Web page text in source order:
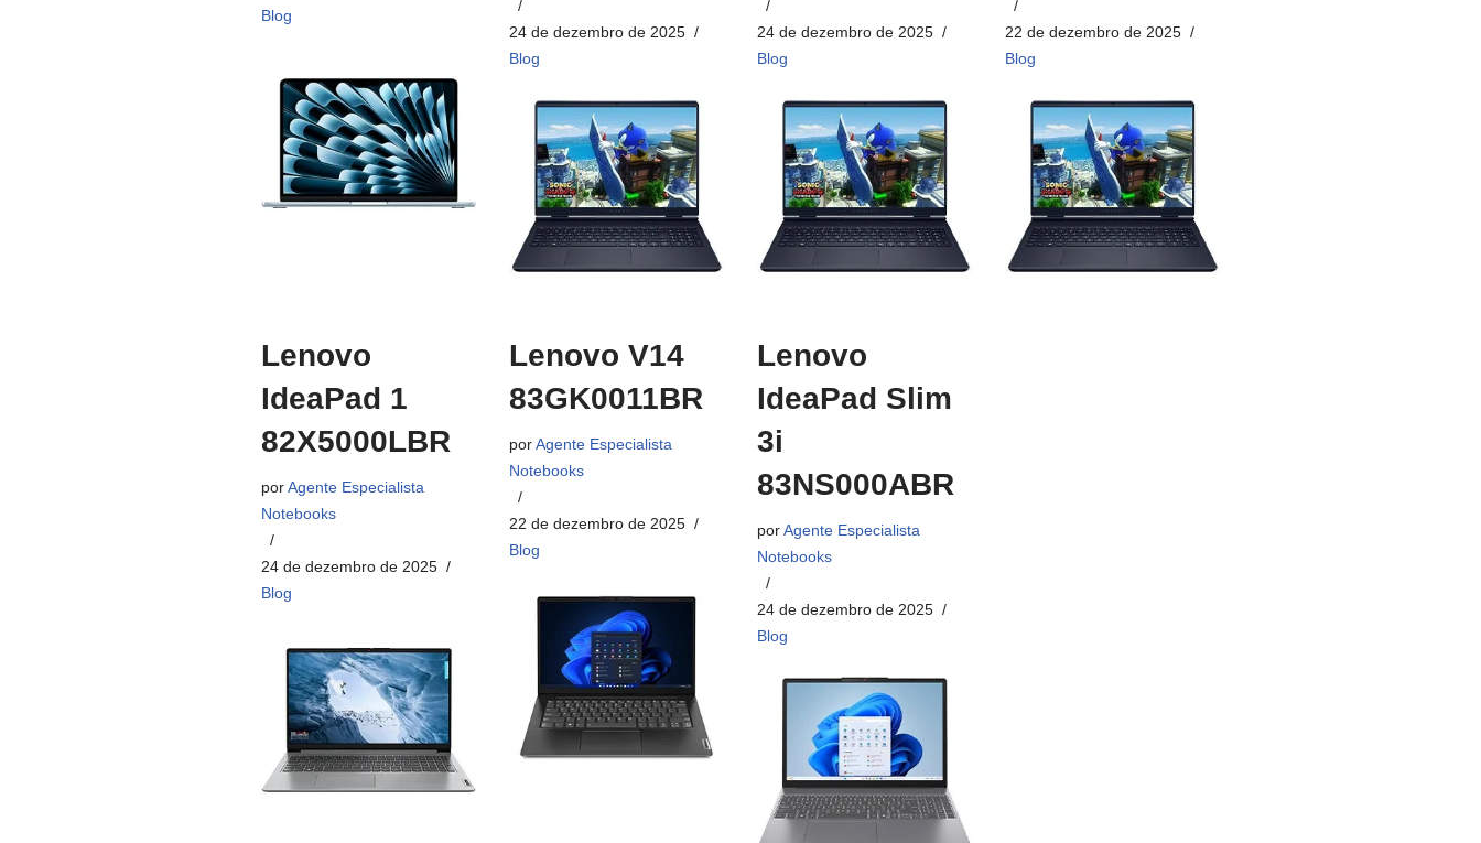
Blog
24 de dezembro de 2025
Blog
24 de dezembro de 2025
Blog
22 de dezembro de 2025
Blog
Lenovo
IdeaPad 1
82X5000LBR
porAgente Especialista
Notebooks
24 de dezembro de 2025
Blog
Lenovo V14
83GK0011BR
porAgente Especialista
Notebooks
22 de dezembro de 2025
Blog
Lenovo
IdeaPad Slim
3i
83NS000ABR
porAgente Especialista
Notebooks
24 de dezembro de 2025
Blog